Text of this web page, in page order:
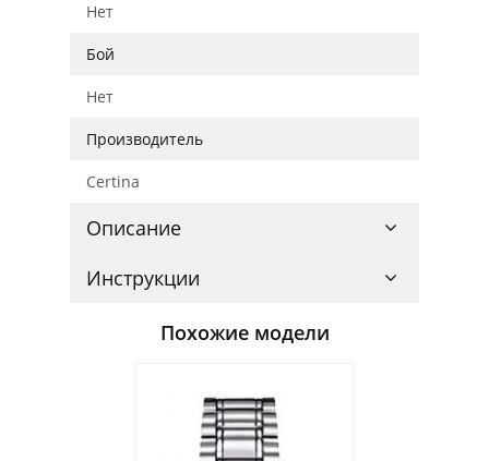
Нет
Бой
Нет
Производитель
Certina
Описание
Инструкции
Похожие модели